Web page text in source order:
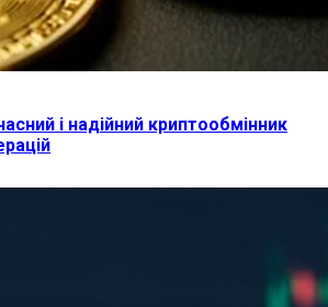
і надійний криптообмінник